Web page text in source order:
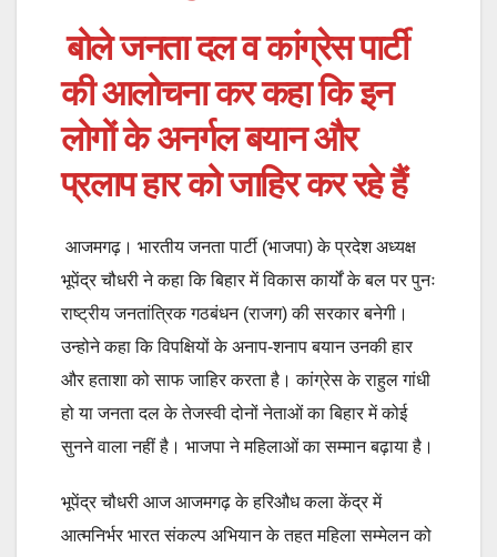
बोले जनता दल व कांग्रेस पार्टी
की आलोचना कर कहा कि इन
लोगों के अनर्गल बयान और
प्रलाप हार को जाहिर कर रहे हैं
आजमगढ़। भारतीय जनता पार्टी (भाजपा) के प्रदेश अध्यक्ष
भूपेंद्र चौधरी ने कहा कि बिहार में विकास कार्यों के बल पर पुनः
राष्ट्रीय जनतांत्रिक गठबंधन (राजग) की सरकार बनेगी।
उन्होने कहा कि विपक्षियों के अनाप-शनाप बयान उनकी हार
और हताशा को साफ जाहिर करता है। कांग्रेस के राहुल गांधी
हो या जनता दल के तेजस्वी दोनों नेताओं का बिहार में कोई
सुनने वाला नहीं है। भाजपा ने महिलाओं का सम्मान बढ़ाया है।
भूपेंद्र चौधरी आज आजमगढ़ के हरिऔध कला केंद्र में
आत्मनिर्भर भारत संकल्प अभियान के तहत महिला सम्मेलन को